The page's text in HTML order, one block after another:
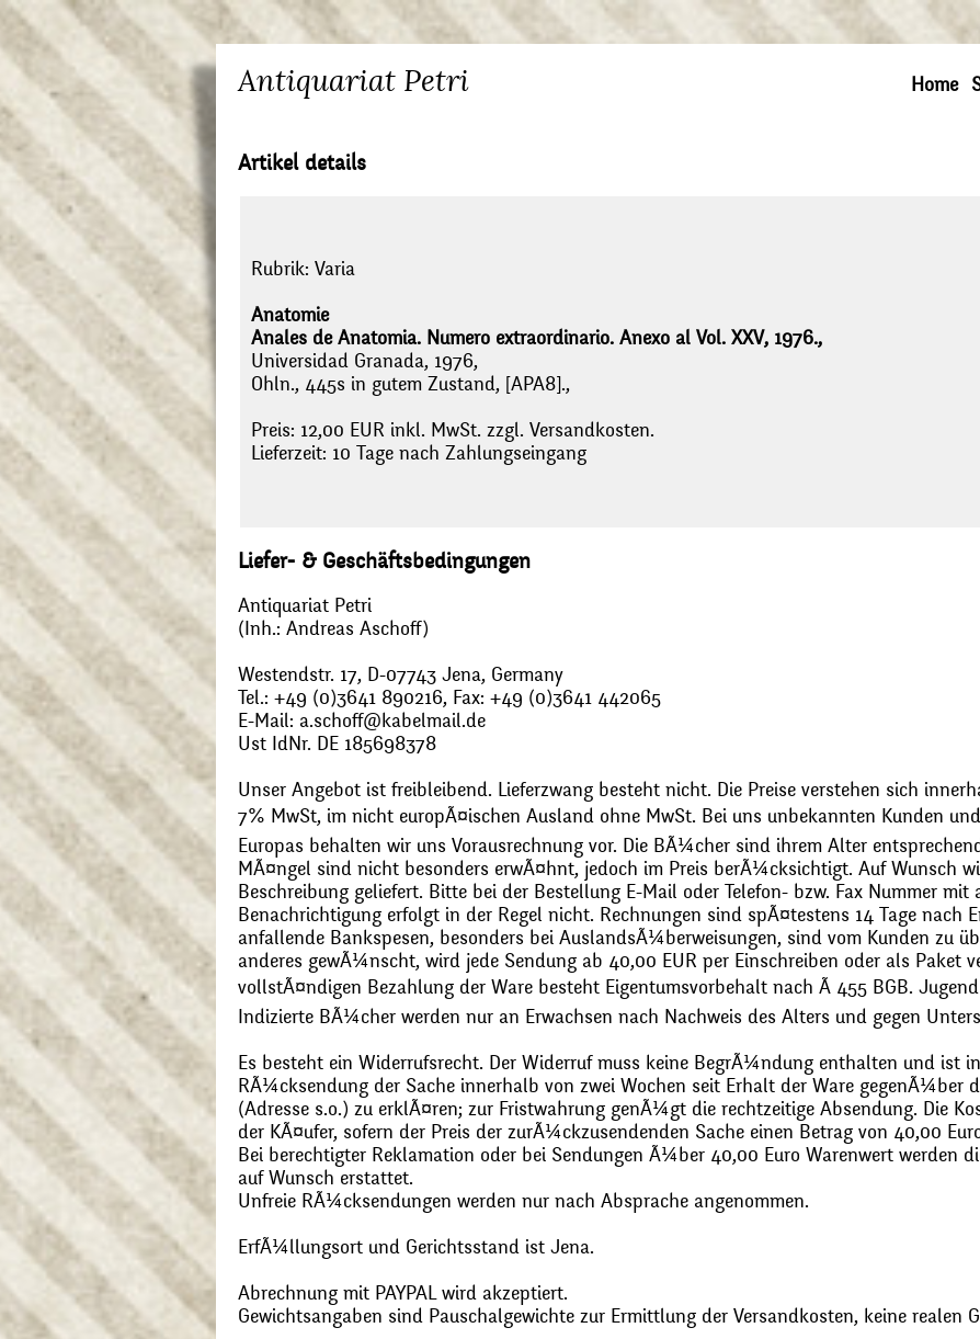
Antiquariat Petri Home
Artikel details
Rubrik: Varia
Anatomie
Anales de Anatomia. Numero extraordinario. Anexo al Vol. XXV, 1976.,
Universidad Granada, 1976,
Ohln., 445s in gutem Zustand, [APA8].,
Preis: 12,00 EUR inkl. MwSt. zzgl. Versandkosten.
Lieferzeit: 10 Tage nach Zahlungseingang
Liefer- & Geschäftsbedingungen
Antiquariat Petri
(Inh.: Andreas Aschoff)
Westendstr. 17, D-07743 Jena, Germany
Tel.: +49 (0)3641 890216, Fax: +49 (0)3641 442065
E-Mail: a.schoff@kabelmail.de
Ust IdNr. DE 185698378
Unser Angebot ist freibleibend. Lieferzwang besteht nicht. Die Preise verstehen sich
7% MwSt, im nicht europÃ¤ischen Ausland ohne MwSt. Bei uns unbekannten Kunden und
Europas behalten wir uns Vorausrechnung vor. Die BÃ¼cher sind ihrem Alter
MÃ¤ngel sind nicht besonders erwÃ¤hnt, jedoch im Preis berÃ¼cksichtigt. Auf Wunsch
Beschreibung geliefert. Bitte bei der Bestellung E-Mail oder Telefon- bzw. Fax Nummer mit
Benachrichtigung erfolgt in der Regel nicht. Rechnungen sind spÃ¤testens 14 Tage nach
anfallende Bankspesen, besonders bei AuslandsÃ¼berweisungen, sind vom Kunden zu
anderes gewÃ¼nscht, wird jede Sendung ab 40,00 EUR per Einschreiben oder als Paket
vollstÃ¤ndigen Bezahlung der Ware besteht Eigentumsvorbehalt nach Ã 455 BGB.
Indizierte BÃ¼cher werden nur an Erwachsen nach Nachweis des Alters und gegen
Es besteht ein Widerrufsrecht. Der Widerruf muss keine BegrÃ¼ndung enthalten und ist
RÃ¼cksendung der Sache innerhalb von zwei Wochen seit Erhalt der Ware gegenÃ¼ber
(Adresse s.o.) zu erklÃ¤ren; zur Fristwahrung genÃ¼gt die rechtzeitige Absendung. Die
der KÃ¤ufer, sofern der Preis der zurÃ¼ckzusendenden Sache einen Betrag von 40,00
Bei berechtigter Reklamation oder bei Sendungen Ã¼ber 40,00 Euro Warenwert werden
auf Wunsch erstattet.
Unfreie RÃ¼cksendungen werden nur nach Absprache angenommen.
ErfÃ¼llungsort und Gerichtsstand ist Jena.
Abrechnung mit PAYPAL wird akzeptiert.
Gewichtsangaben sind Pauschalgewichte zur Ermittlung der Versandkosten, keine realen